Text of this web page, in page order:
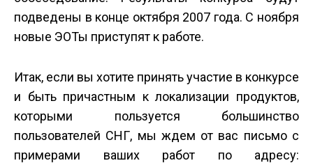
подведены в конце октября 2007 года. С ноября
новые ЭОТы приступят к работе.
Итак, если вы хотите принять участие в конкурсе
и быть причастным к локализации продуктов,
которыми пользуется большинство
пользователей СНГ, мы ждем от вас письмо с
примерами ваших работ по адресу: